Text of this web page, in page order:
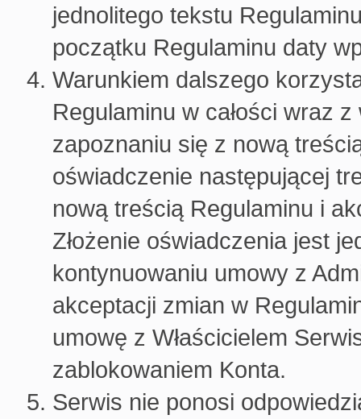
jednolitego tekstu
początku Regulaminu daty
Warunkiem dalszego
Regulaminu w całości wraz
zapoznaniu się z nową
oświadczenie następującej
nową treścią Regulaminu i
Złożenie oświadczenia jest
kontynuowaniu umowy z
akceptacji zmian w
umowę z Właścicielem
zablokowaniem Konta.
Serwis nie ponosi